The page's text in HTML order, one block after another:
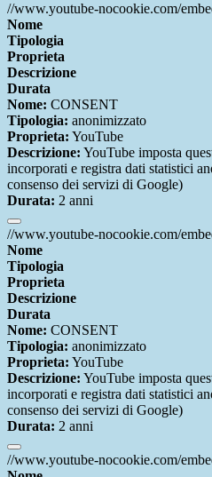
//www.youtube-nocookie.com/
Nome
Tipologia
Proprieta
Descrizione
Durata
Nome: CONSENT
Tipologia: anonimizzato
Proprieta: YouTube
Descrizione: YouTube imposta
incorporati e registra dati statistici
consenso dei servizi di Google)
Durata: 2 anni
//www.youtube-nocookie.com/
Nome
Tipologia
Proprieta
Descrizione
Durata
Nome: CONSENT
Tipologia: anonimizzato
Proprieta: YouTube
Descrizione: YouTube imposta
incorporati e registra dati statistici
consenso dei servizi di Google)
Durata: 2 anni
//www.youtube-nocookie.com/